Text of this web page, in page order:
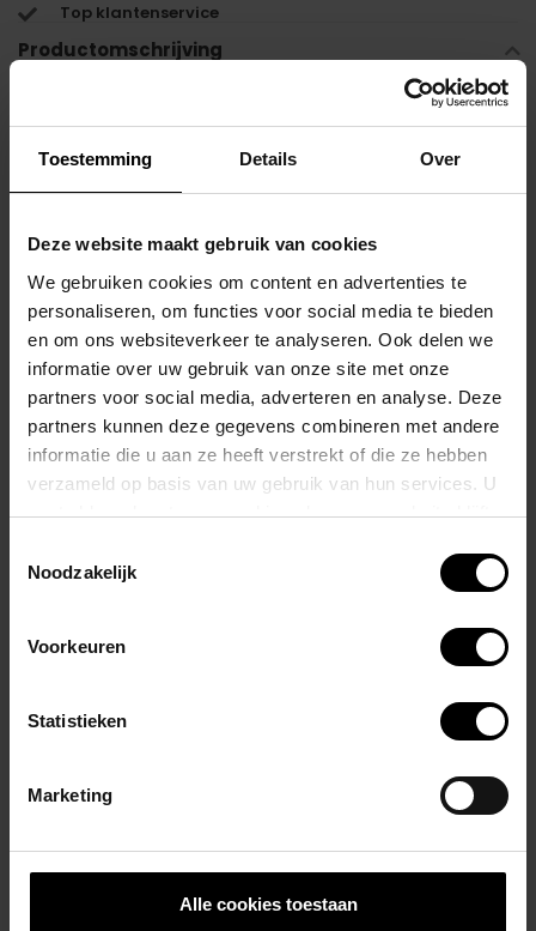
Toestemming Details Over
Deze website maakt gebruik van cookies
We gebruiken cookies om content en advertenties te
personaliseren, om functies voor social media te bieden
en om ons websiteverkeer te analyseren. Ook delen we
informatie over uw gebruik van onze site met onze
partners voor social media, adverteren en analyse. Deze
partners kunnen deze gegevens combineren met andere
informatie die u aan ze heeft verstrekt of die ze hebben
verzameld op basis van uw gebruik van hun services. U
gaat akkoord met onze cookies als u onze website blijft
Noodzakelijk
Voorkeuren
Statistieken
Marketing
Alle cookies toestaan
Top klantenservice
Productomschrijving
Halfhoge sportsok van comfortabel en duurzaam
polyamidekatoen
Hoogte van de sok 25cm
Sportsokken verkrijgbaar in 3 kleuren
Gerelateerde producten
Footish Sokken
€24,95
Footish Sokken